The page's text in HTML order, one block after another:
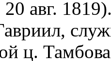
авг.
ц.